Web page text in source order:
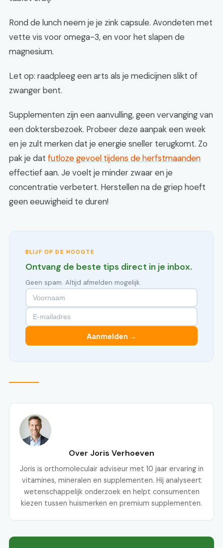
Rond de lunch neem je je zink capsule. Avondeten met
vette vis voor omega-3, en voor het slapen de
magnesium.
Let op: raadpleeg een arts als je medicijnen slikt of
zwanger bent.
Supplementen zijn een aanvulling, geen vervanging van
een doktersbezoek. Probeer deze aanpak een week
en je zult merken dat je energie sneller terugkomt. Zo
pak je dat futloze gevoel tijdens de herfstmaanden
effectief aan. Je voelt je minder zwaar en je
concentratie verbetert. Herstellen na de griep hoeft
geen eeuwigheid te duren!
BLIJF OP DE HOOGTE
Ontvang de beste tips direct in je inbox.
Geen spam. Altijd afmelden mogelijk.
Aanmelden →
Over Joris Verhoeven
Joris is orthomoleculair adviseur met 10 jaar ervaring in
vitamines, mineralen en supplementen. Hij analyseert
wetenschappelijk onderzoek en helpt consumenten
kiezen tussen huismerken en premium supplementen.